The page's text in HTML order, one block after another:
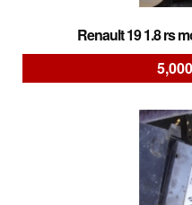
Renault 19 1.8 rs